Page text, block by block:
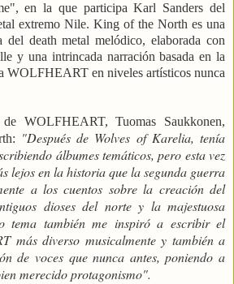
en la que participa Karl Sanders del
extremo Nile. King of the North es una
del death metal melódico, elaborada con
y una intrincada narración basada en la
WOLFHEART en niveles artísticos nunca
WOLFHEART, Tuomas Saukkonen,
"Después de Wolves of Karelia, tenía
álbumes temáticos, pero esta vez
lejos en la historia que la segunda guerra
a los cuentos sobre la creación del
dioses del norte y la majestuosa
tema también me inspiró a escribir el
más diverso musicalmente y también a
de voces que nunca antes, poniendo a
merecido protagonismo".